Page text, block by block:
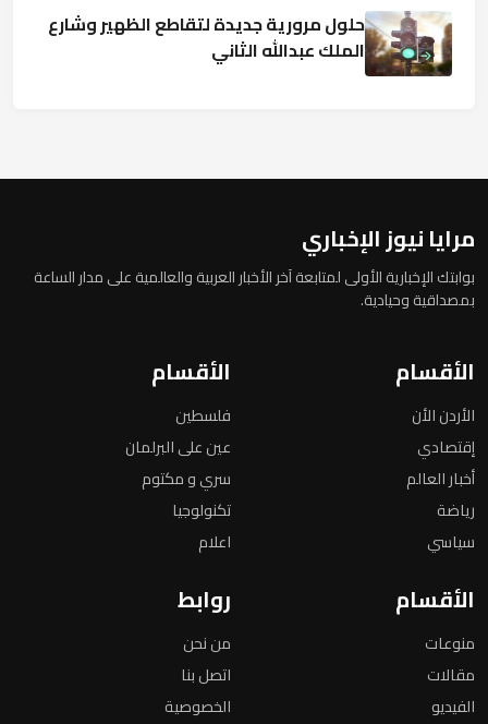
حلول مرورية جديدة لتقاطع الظهير وشارع
الملك عبدالله الثاني
مرايا نيوز الإخباري
بوابتك الإخبارية الأولى لمتابعة آخر الأخبار العربية والعالمية على مدار الساعة
بمصداقية وحيادية.
الأقسام
الأردن الأن
إقتصادي
أخبار العالم
رياضة
سياسي
الأقسام
فلسطين
عين على البرلمان
سري و مكتوم
تكنولوجيا
اعلام
الأقسام
منوعات
مقالات
الفيديو
روابط
من نحن
اتصل بنا
الخصوصية